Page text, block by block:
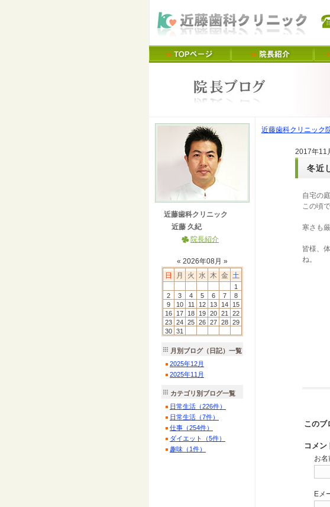
近藤歯科クリニック
2017年11
冬近
自宅の
この頃で
寒さも
皆様、
ね。
このブ
コメン
お名
Eメ
近藤歯科クリニック
近藤 久紀
院長紹介
« 2026年08月 »
日
月 火 水 木 金 土
1
2
3 4 5 6 7
8
9
10 11 12 13 14
15
16
17 18 19 20 21
22
23 24 25 26 27 28 29
30 31
月別ブログ（日記）一覧
2025年12月
2025年11 月
カテゴリ別ブログ一覧
日常生活（226件）
日常生活（7件）
仕事（254件）
ダイエット（5件）
趣味（1件）